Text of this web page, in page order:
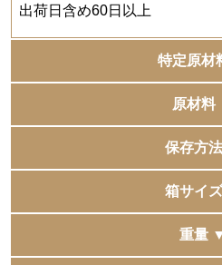
出荷日含め60日以上
特定原材
原材料
トマトピューレー(国内製造)
はちみつ、オニオンソテー、
く、マスタード、食塩、こし
保存方
箱サイ
重量